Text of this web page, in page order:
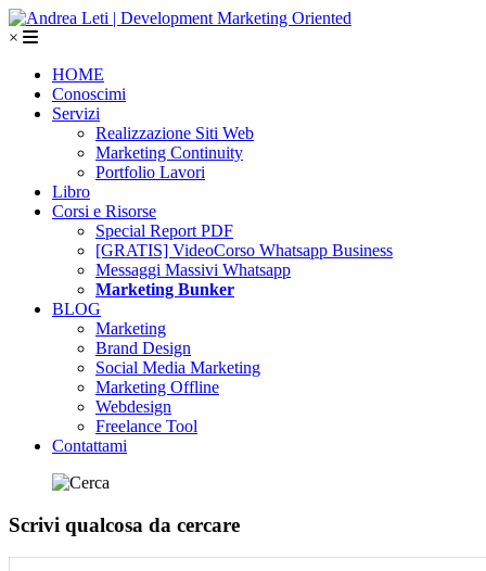
×
HOME
Conoscimi
Servizi
Realizzazione Siti Web
Marketing Continuity
Portfolio Lavori
Libro
Corsi e Risorse
Special Report PDF
[GRATIS] VideoCorso Whatsapp Business
Messaggi Massivi Whatsapp
Marketing Bunker
BLOG
Marketing
Brand Design
Social Media Marketing
Marketing Offline
Webdesign
Freelance Tool
Contattami
Scrivi qualcosa da cercare